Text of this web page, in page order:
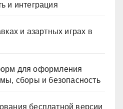
и интеграция
и азартных играх в
для оформления
сборы и безопасность
бесплатной версии